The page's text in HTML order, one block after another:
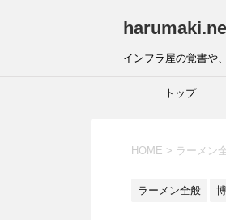
インフラ屋の覚書や
トップ
HOME > ラーメン
ラーメン全般